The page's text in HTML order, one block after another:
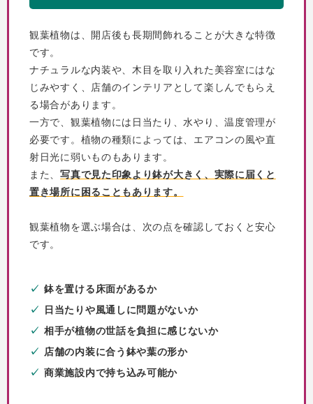
観葉植物は、開店後も長期間飾れることが大きな特徴
です。
ナチュラルな内装や、木目を取り入れた美容室にはな
じみやすく、店舗のインテリアとして楽しんでもらえ
る場合があります。
一方で、観葉植物には日当たり、水やり、温度管理が
必要です。植物の種類によっては、エアコンの風や直
射日光に弱いものもあります。
また、写真で見た印象より鉢が大きく、実際に届くと
置き場所に困ることもあります。
観葉植物を選ぶ場合は、次の点を確認しておくと安心
です。
鉢を置ける床面があるか
日当たりや風通しに問題がないか
相手が植物の世話を負担に感じないか
店舗の内装に合う鉢や葉の形か
商業施設内で持ち込み可能か